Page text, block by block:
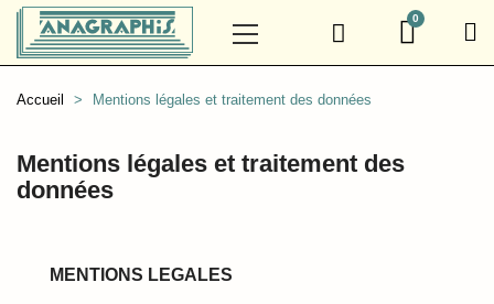
Accueil Mentions légales et traitement des données
Mentions légales et traitement des
données
MENTIONS LEGALES